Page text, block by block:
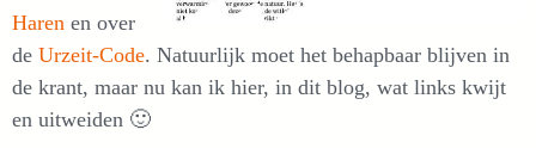
Haren en over
de Urzeit-Code. Natuurlijk moet het behapbaar blijven in
de krant, maar nu kan ik hier, in dit blog, wat links kwijt
en uitweiden 🙂